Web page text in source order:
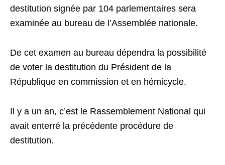
destitution signée par 104 parlementaires sera
examinée au bureau de l’Assemblée nationale.
De cet examen au bureau dépendra la possibilité
de voter la destitution du Président de la
République en commission et en hémicycle.
Il y a un an, c’est le Rassemblement National qui
avait enterré la précédente procédure de
destitution.